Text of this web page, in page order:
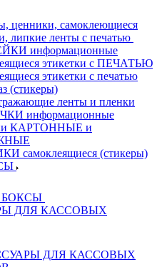
ценники, самоклеющиеся
липкие ленты с печатью
информационные
этикетки с ПЕЧАТЬЮ
этикетки с печатью
(стикеры)
ленты и пленки
информационные
КАРТОННЫЕ и
самоклеящиеся (стикеры)
ДЛЯ КАССОВЫХ
ДЛЯ КАССОВЫХ